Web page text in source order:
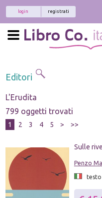
registrati
login
Editori
L'Erudita
799 oggetti trovati
1 2 3 4 5 > >>
Sulle
Penzo
testo